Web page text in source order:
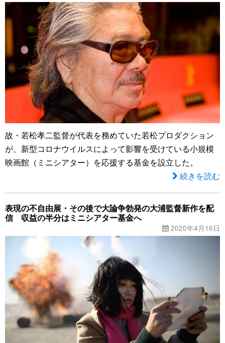
故・若松孝二監督が代表を務めていた若松プロダクション
が、新型コロナウイルスによって影響を受けている小規模
映画館（ミニシアター）を応援する基金を設立した。
続きを読む
表現の不自由展・その後で大論争勃発の大浦監督新作を配
信 収益の半分はミニシアター基金へ
2020年4月16日